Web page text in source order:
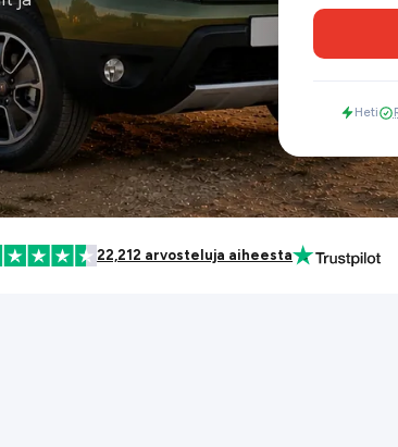
Heti
22,212 arvosteluja aiheesta